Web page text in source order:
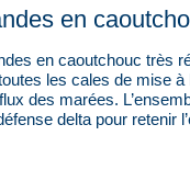
en
en caoutchouc très
les cales de mise à
des marées.
delta pour retenir